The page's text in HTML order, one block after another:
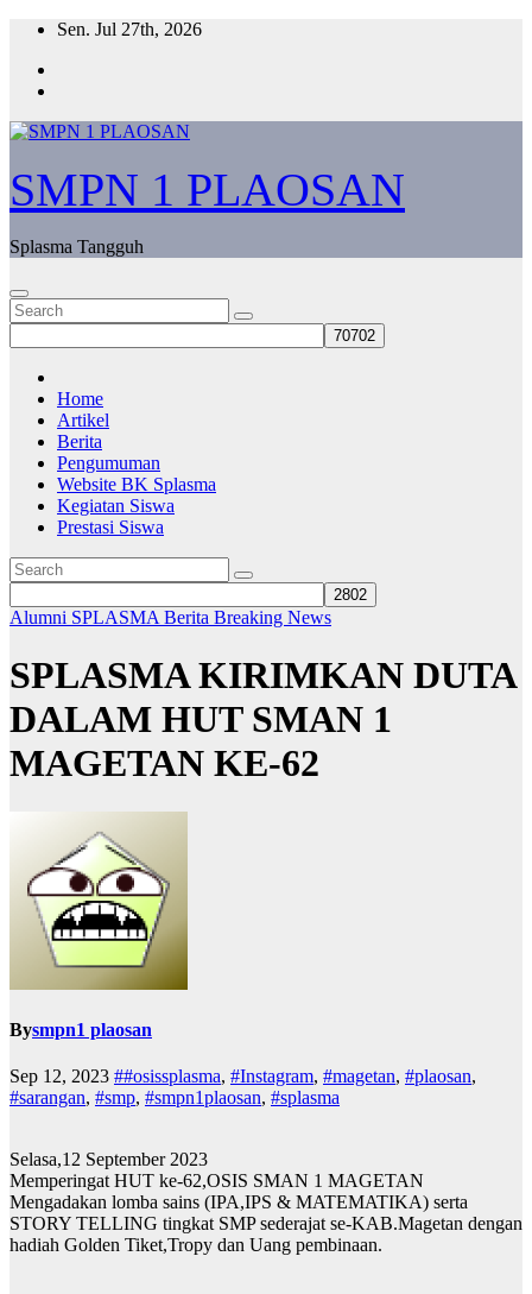
Skip
content
Sen. Jul 27th, 2026
SMPN 1 PLAOSAN
Splasma Tangguh
Home
Artikel
Berita
Pengumuman
Website BK Splasma
Kegiatan Siswa
Prestasi Siswa
Alumni SPLASMA Berita Breaking News
SPLASMA KIRIMKAN DUTA
DALAM HUT SMAN 1
MAGETAN KE-62
Bysmpn1 plaosan
Sep 12, 2023 ##osissplasma, #Instagram, #magetan, #plaosan,
#sarangan, #smp, #smpn1plaosan, #splasma
Selasa,12 September 2023
Memperingat HUT ke-62,OSIS SMAN 1 MAGETAN
Mengadakan lomba sains (IPA,IPS & MATEMATIKA) serta
STORY TELLING tingkat SMP sederajat se-KAB.Magetan dengan
hadiah Golden Tiket,Tropy dan Uang pembinaan.